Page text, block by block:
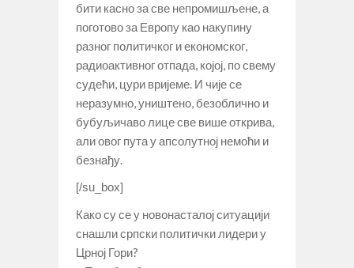
бити касно за све непромишљене, а
поготово за Европу као накупину
разног политичког и економског,
радиоактивног отпада, којој, по свему
судећи, цури вријеме. И чије се
неразумно, уништено, безоблично и
бубуљичаво лице све више открива,
али овог пута у апсолутној немоћи и
безнађу.
[/su_box]
Како су се у новонасталој ситуацији
снашли српски политички лидери у
Црној Гори?